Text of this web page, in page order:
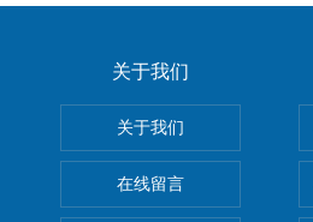
关于我们
关于我们
在线留言